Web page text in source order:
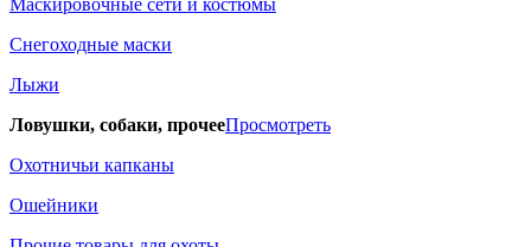
Маскировочные сети и костюмы
Снегоходные маски
Лыжи
Ловушки, собаки, прочееПросмотреть
Охотничьи капканы
Ошейники